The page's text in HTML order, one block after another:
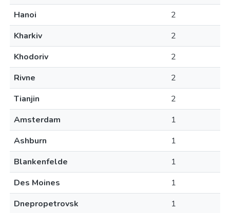
Hanoi
2
Kharkiv
2
Khodoriv
2
Rivne
2
Tianjin
2
Amsterdam
1
Ashburn
1
Blankenfelde
1
Des Moines
1
Dnepropetrovsk
1